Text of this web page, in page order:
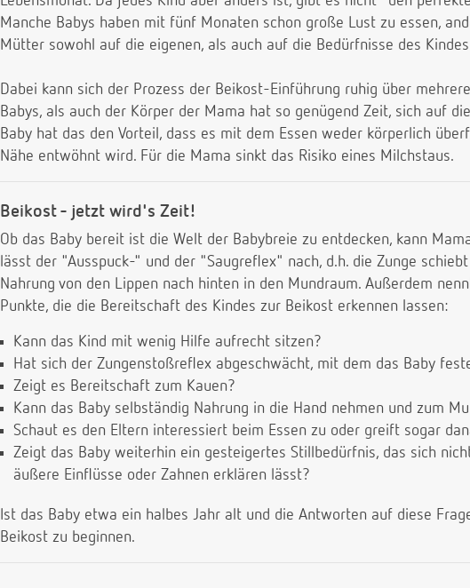
Manche Babys haben mit fünf Monaten schon große Lust zu essen,
Mütter sowohl auf die eigenen, als auch auf die Bedürfnisse des
Dabei kann sich der Prozess der Beikost-Einführung ruhig über
Babys, als auch der Körper der Mama hat so genügend Zeit, sich auf
Baby hat das den Vorteil, dass es mit dem Essen weder körperlich
Nähe entwöhnt wird. Für die Mama sinkt das Risiko eines Milchstaus.
Beikost - jetzt wird's Zeit!
Ob das Baby bereit ist die Welt der Babybreie zu entdecken, kann
lässt der "Ausspuck-" und der "Saugreflex" nach, d.h. die Zunge
Nahrung von den Lippen nach hinten in den Mundraum. Außerdem
Punkte, die die Bereitschaft des Kindes zur Beikost erkennen lassen:
Kann das Kind mit wenig Hilfe aufrecht sitzen?
Hat sich der Zungenstoßreflex abgeschwächt, mit dem das Baby
Zeigt es Bereitschaft zum Kauen?
Kann das Baby selbständig Nahrung in die Hand nehmen und zum
Schaut es den Eltern interessiert beim Essen zu oder greift sogar
Zeigt das Baby weiterhin ein gesteigertes Stillbedürfnis, das sich
äußere Einflüsse oder Zahnen erklären lässt?
Ist das Baby etwa ein halbes Jahr alt und die Antworten auf diese
Beikost zu beginnen.